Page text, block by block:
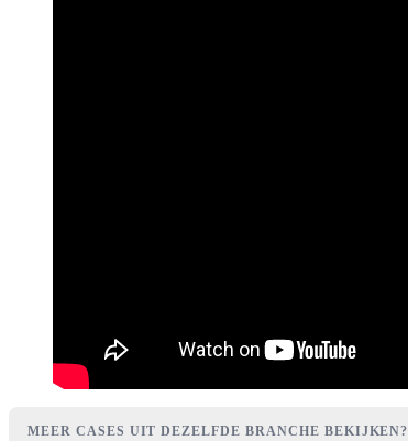
MEER CASES UIT DEZELFDE BRANCHE BEKIJKEN?